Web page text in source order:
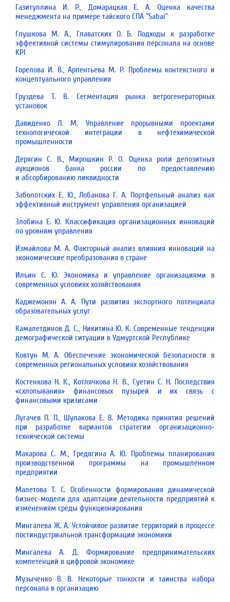
Газитуллина И. Р., Домарацкая Е. А. Оценка качества
менеджмента на примере тайского СПА “Sabai”
Глушкова М. А., Главатских О. Б. Подходы к разработке
эффективной системы стимулирования персонала на основе
KPI
Горелова И. В., Арпентьева М. Р. Проблемы контекстного и
концептуального управления
Груздева Т. В. Сегментация рынка ветрогенераторных
установок
Давиденко Л. М. Управление прорывными проектами
технологической интеграции в нефтехимической
промышленности
Дерягин С. В., Мирошкин Р. О. Оценка роли депозитных
аукционов банка россии по предоставлению
и абсорбированию ликвидности
Заболотских Е. Ю., Лобанова Г. А. Портфельный анализ как
эффективный инструмент управления организацией
Злобина Е. Ю. Классификация организационных инноваций
по уровням управления
Измайлова М. А. Факторный анализ влияния инноваций на
экономические преобразования в стране
Ильин С. Ю. Экономика и управление организациями в
современных условиях хозяйствования
Каджемонян А. А. Пути развития экспортного потенциала
образовательных услуг
Камалетдинов Д. С., Никитина Ю. К. Современные тенденции
демографической ситуации в Удмуртской Республике
Ковтун М. А. Обеспечение экономической безопасности в
современных региональных условиях хозяйствования
Костенкова Н. К., Котлячкова Н. В., Суетин С. Н. Последствия
«схлопывания» финансовых пузырей и их связь с
финансовыми кризисами
Лугачев П. П., Шулакова Е. В. Методика принятия решений
при разработке вариантов стратегии организационно-
технической системы
Макарова С. М., Гредягина А. Ю. Проблемы планирования
производственной программы на промышленном
предприятии
Малетова Т. С. Особенности формирования динамической
бизнес-модели для адаптации деятельности предприятий к
изменениям среды функционирования
Мингалева Ж. А. Устойчивое развитие территорий в процессе
постиндустриальной трансформации экономики
Мингалева А. Д. Формирование предпринимательских
компетенций в цифровой экономике
Музыченко В. В. Некоторые тонкости и таинства набора
персонала в организацию